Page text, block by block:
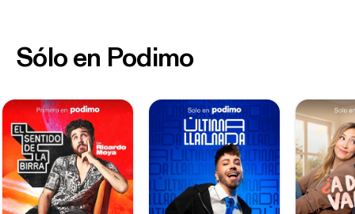
Sólo en Podimo